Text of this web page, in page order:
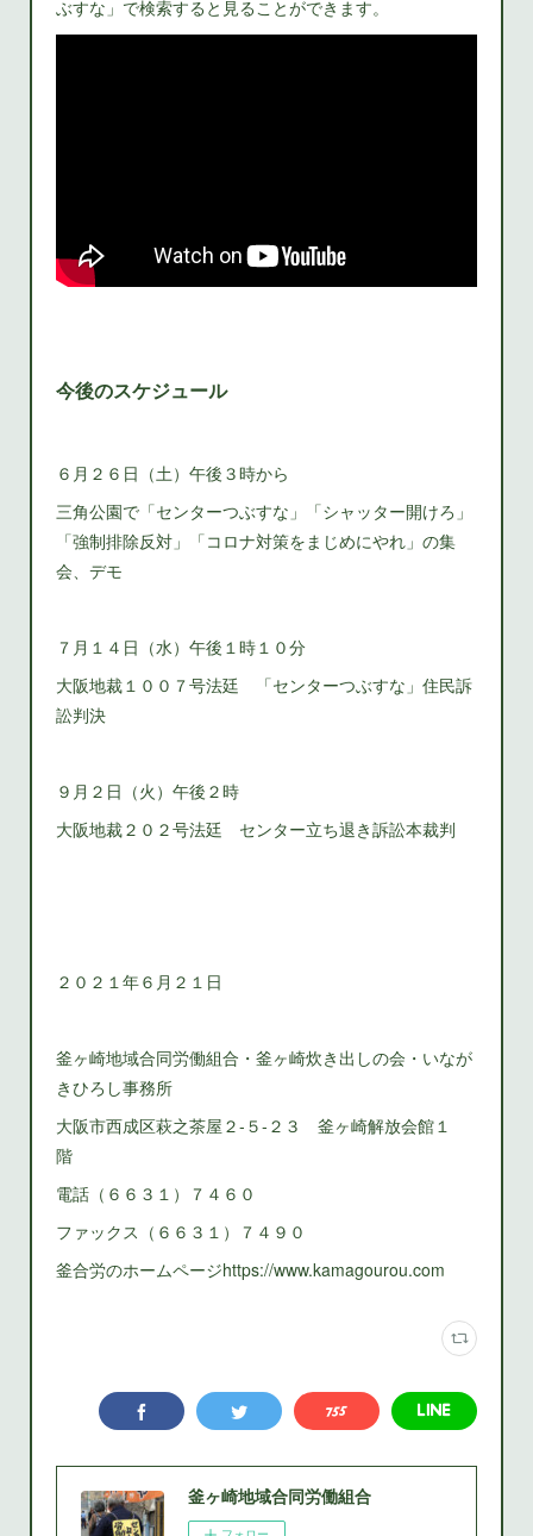
ぶすな」で検索すると見ることができます。
今後のスケジュール
６月２６日（土）午後３時から
三角公園で「センターつぶすな」「シャッター開けろ」
「強制排除反対」「コロナ対策をまじめにやれ」の集
会、デモ
７月１４日（水）午後１時１０分
大阪地裁１００７号法廷 「センターつぶすな」住民訴
訟判決
９月２日（火）午後２時
大阪地裁２０２号法廷 センター立ち退き訴訟本裁判
２０２１年６月２１日
釜ヶ崎地域合同労働組合・釜ヶ崎炊き出しの会・いなが
きひろし事務所
大阪市西成区萩之茶屋２‐５‐２３ 釜ヶ崎解放会館１
階
電話（６６３１）７４６０
ファックス（６６３１）７４９０
釜合労のホームページhttps://www.kamagourou.com
釜ヶ崎地域合同労働組合